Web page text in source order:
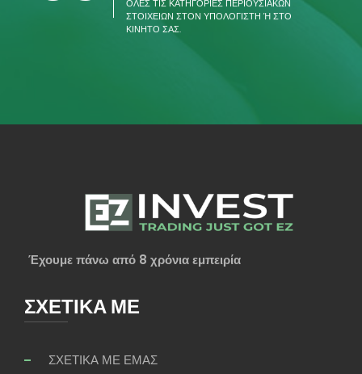
ΟΛΕΣ ΤΙΣ ΚΑΤΗΓΟΡΙΕΣ ΠΕΡΙΟΥΣΙΑΚΩΝ
ΣΤΟΙΧΕΙΩΝ ΣΤΟΝ ΥΠΟΛΟΓΙΣΤΗ Ή ΣΤΟ Κ
ΙΝΗΤΟ ΣΑΣ.
Έχουμε πάνω από 8 χρόνια εμπειρία
ΣΧΕΤΙΚΑ ΜΕ
ΣΧΕΤΙΚΑ ΜΕ ΕΜΑΣ